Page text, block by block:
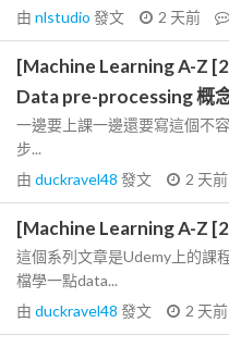
由 nlstudio 發文 2 天前
[Machine Learning A-Z
Data pre-processing 概
一邊要上課一邊還要寫這個不
步...
由 duckravel48 發文 2 天前
[Machine Learning A-Z
這個系列文章是Udemy上的課
檔學一點data...
由 duckravel48 發文 2 天前